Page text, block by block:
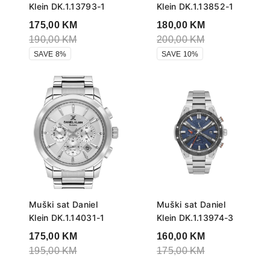
Klein DK.1.13793-1
175,00 KM
190,00KM
SAVE 8%
Klein DK.1.13852-1
180,00 KM
200,00KM
SAVE 10%
Muški sat Daniel
Klein DK.1.14031-1
175,00 KM
195,00KM
Muški sat Daniel
Klein DK.1.13974-3
160,00 KM
175,00KM